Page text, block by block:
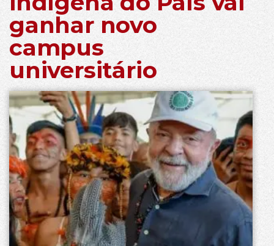
ganhar novo
campus
universitário